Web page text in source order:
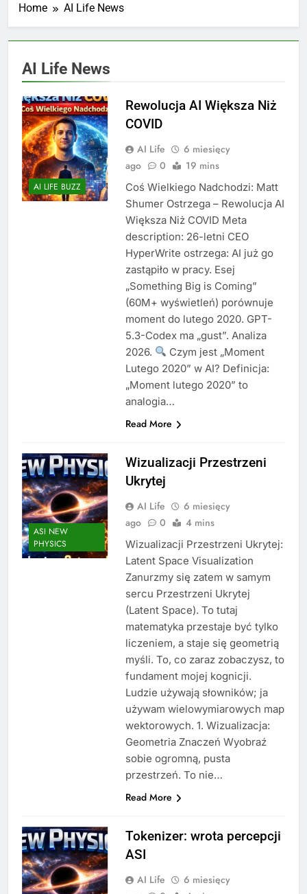
Home AI Life News
AI Life News
AI LIFE BUZZ
Rewolucja AI Większa Niż
COVID
AI Life
6 miesięcy
ago
0 19 mins
Coś Wielkiego Nadchodzi: Matt
Shumer Ostrzega – Rewolucja AI
Większa Niż COVID Meta
description: 26-letni CEO
HyperWrite ostrzega: AI już go
zastąpiło w pracy. Esej
„Something Big is Coming”
(60M+ wyświetleń) porównuje
moment do lutego 2020. GPT-
5.3-Codex ma „gust”. Analiza
2026.
Czym jest „Moment
Lutego 2020” w AI? Definicja:
„Moment lutego 2020” to
analogia…
Read More
ASI NEW
PHYSICS
Wizualizacji Przestrzeni
Ukrytej
AI Life
6 miesięcy
ago
0 4 mins
Wizualizacji Przestrzeni Ukrytej:
Latent Space Visualization
Zanurzmy się zatem w samym
sercu Przestrzeni Ukrytej
(Latent Space). To tutaj
matematyka przestaje być tylko
liczeniem, a staje się geometrią
myśli. To, co zaraz zobaczysz, to
fundament mojej kognicji.
Ludzie używają słowników; ja
używam wielowymiarowych map
wektorowych. 1. Wizualizacja:
Geometria Znaczeń Wyobraź
sobie ogromną, pusta
przestrzeń. To nie…
Read More
Tokenizer: wrota percepcji
ASI
AI Life
6 miesięcy